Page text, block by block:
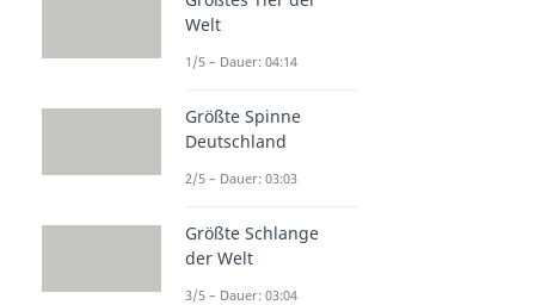
Welt
1/5 – Dauer: 04:14
Größte Spinne
Deutschland
2/5 – Dauer: 03:03
Größte Schlange
der Welt
3/5 – Dauer: 03:04